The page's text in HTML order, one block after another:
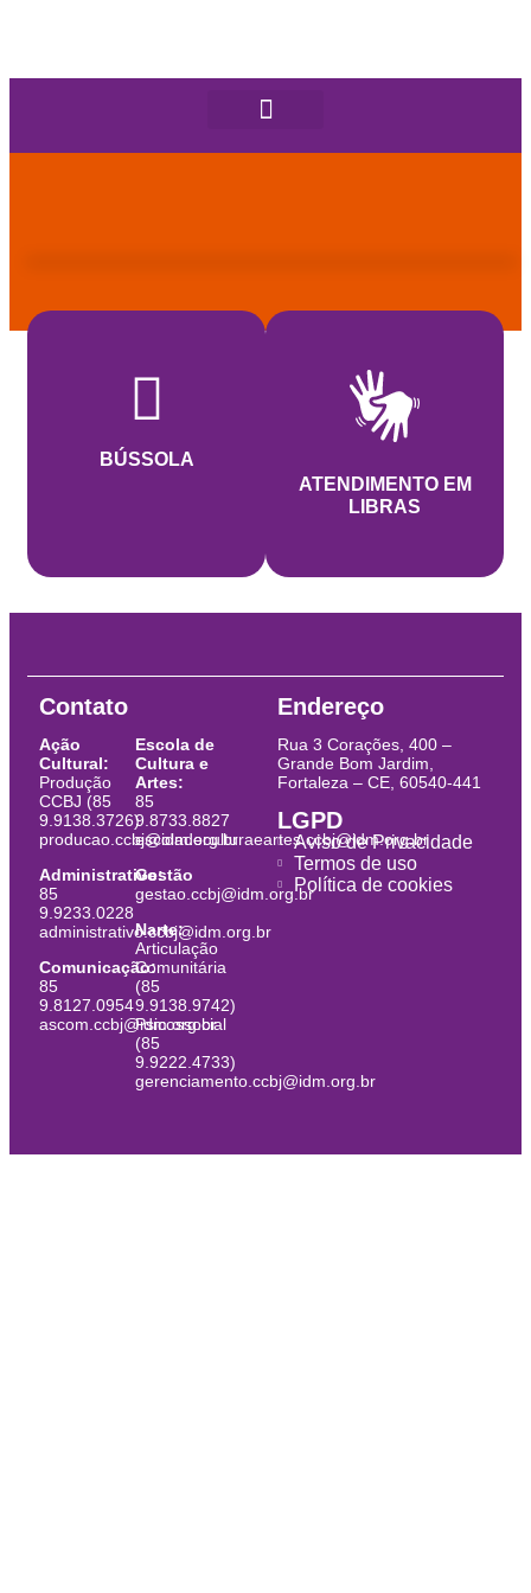
BÚSSOLA
ATENDIMENTO EM
LIBRAS
Contato
Ação
Cultural:
Produção
CCBJ (85
9.9138.3726)
producao.ccbj@idm.org.br
Administrativo:
85
9.9233.0228
administrativo.ccbj@idm.org.br
Comunicação:
85
9.8127.0954
ascom.ccbj@idm.org.br
Escola de
Cultura e
Artes:
85
9.8733.8827
escoladeculturaeartes.ccbj@idm.org.br
Gestão
gestao.ccbj@idm.org.br
Narte:
Articulação
Comunitária
(85
9.9138.9742)
Psicossocial
(85
9.9222.4733)
gerenciamento.ccbj@idm.org.br
Endereço
Rua 3 Corações, 400 –
Grande Bom Jardim,
Fortaleza – CE, 60540-441
LGPD
Aviso de Privacidade
Termos de uso
Política de cookies